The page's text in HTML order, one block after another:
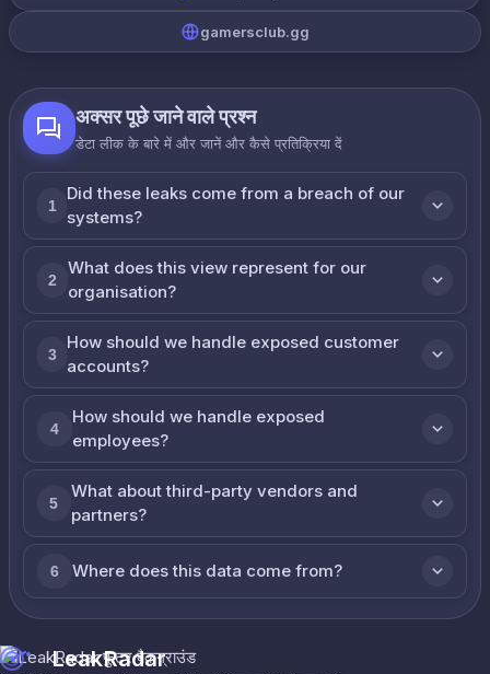
gamersclub.gg
अक्सर पूछे जाने वाले प्रश्न
डेटा लीक के बारे में और जानें और कैसे प्रतिक्रिया दें
1
Did these leaks come from a breach of our
systems?
2
What does this view represent for our
organisation?
3
How should we handle exposed customer
accounts?
4
How should we handle exposed
employees?
5
What about third-party vendors and
partners?
6 Where does this data come from?
LeakRadar